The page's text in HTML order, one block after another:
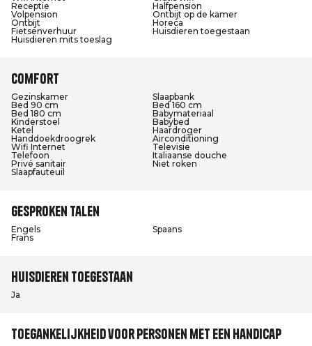
Receptie
Halfpension
Volpension
Ontbijt op de kamer
Ontbijt
Horeca
Fietsenverhuur
Huisdieren toegestaan
Huisdieren mits toeslag
Comfort
Gezinskamer
Slaapbank
Bed 90 cm
Bed 160 cm
Bed 180 cm
Babymateriaal
Kinderstoel
Babybed
Ketel
Haardroger
Handdoekdroogrek
Airconditioning
Wifi Internet
Televisie
Telefoon
Italiaanse douche
Privé sanitair
Niet roken
Slaapfauteuil
Gesproken talen
Engels
Spaans
Frans
Huisdieren toegestaan
Ja
Toegankelijkheid voor personen met een handicap